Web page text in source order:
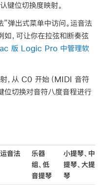
键位切换度映射。
”弹出式菜单中访问。运音法
如，可让你在拉弦和断奏弦
版 Logic Pro 中管理软
，从 C0 开始（MIDI 音符
位切换对音符八度音程进行
运音法
乐器
组、低
音提琴
小提琴、中
提琴、大提
琴